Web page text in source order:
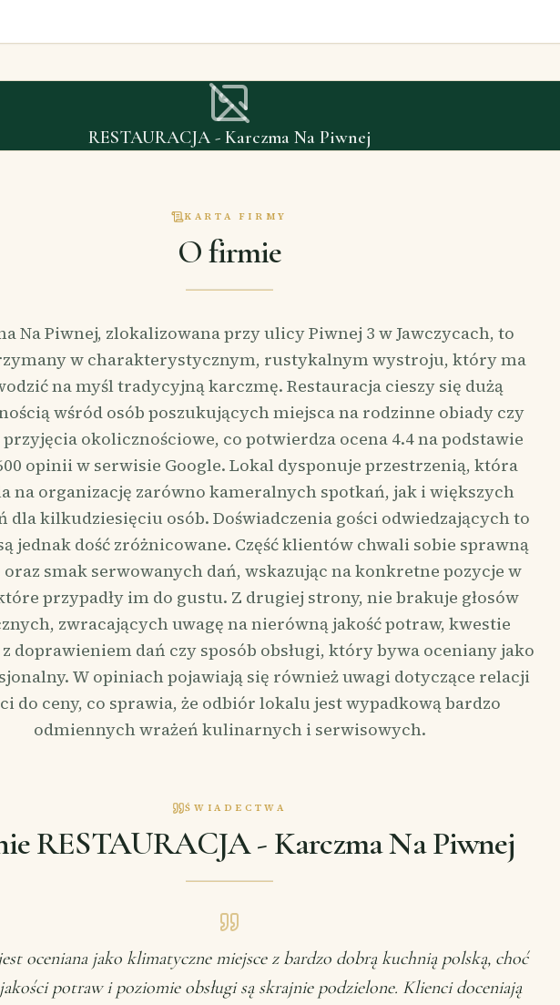
RESTAURACJA - Karczma Na Piwnej
KARTA FIRMY
O firmie
Na Piwnej, zlokalizowana przy ulicy Piwnej 3 w Jawczycach, to
w charakterystycznym, rustykalnym wystroju, który ma
na myśl tradycyjną karczmę. Restauracja cieszy się dużą
wśród osób poszukujących miejsca na rodzinne obiady czy
okolicznościowe, co potwierdza ocena 4.4 na podstawie
opinii w serwisie Google. Lokal dysponuje przestrzenią, która
na organizację zarówno kameralnych spotkań, jak i większych
dla kilkudziesięciu osób. Doświadczenia gości odwiedzających to
jednak dość zróżnicowane. Część klientów chwali sobie sprawną
oraz smak serwowanych dań, wskazując na konkretne pozycje w
przypadły im do gustu. Z drugiej strony, nie brakuje głosów
zwracających uwagę na nierówną jakość potraw, kwestie
doprawieniem dań czy sposób obsługi, który bywa oceniany jako
W opiniach pojawiają się również uwagi dotyczące relacji
do ceny, co sprawia, że odbiór lokalu jest wypadkową bardzo
odmiennych wrażeń kulinarnych i serwisowych.
ŚWIADECTWA
RESTAURACJA - Karczma Na Piwnej
oceniana jako klimatyczne miejsce z bardzo dobrą kuchnią polską, choć
potraw i poziomie obsługi są skrajnie podzielone. Klienci doceniają